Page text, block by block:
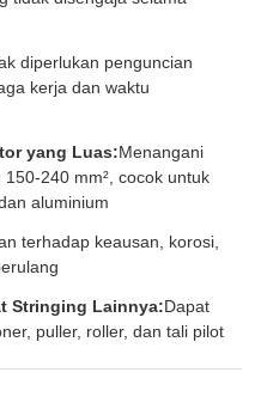
diperlukan penguncian
kerja dan waktu
yang Luas:Menangani
240 mm², cocok untuk
aluminium
terhadap keausan, korosi,
Stringing Lainnya:Dapat
puller, roller, dan tali pilot